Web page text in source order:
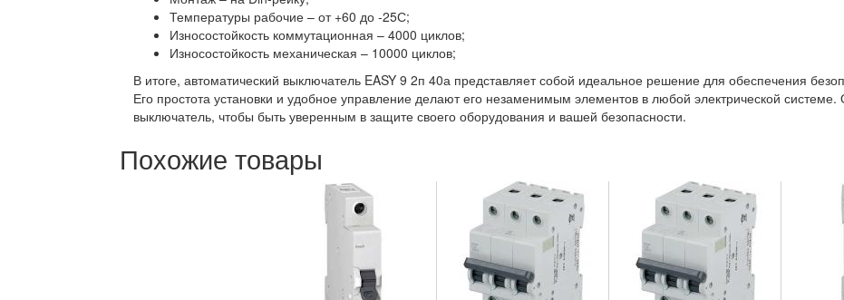
Температуры рабочие – от +60 до -25С;
Износостойкость коммутационная – 4000 циклов;
Износостойкость механическая – 10000 циклов;
В итоге, автоматический выключатель EASY 9 2п 40а представляет собой идеальное решение для обеспечения
Его простота установки и удобное управление делают его незаменимым элементов в любой электрической
выключатель, чтобы быть уверенным в защите своего оборудования и вашей безопасности.
Похожие товары